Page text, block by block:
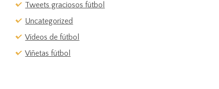
Tweets graciosos fútbol
Uncategorized
Vídeos de fútbol
Viñetas fútbol